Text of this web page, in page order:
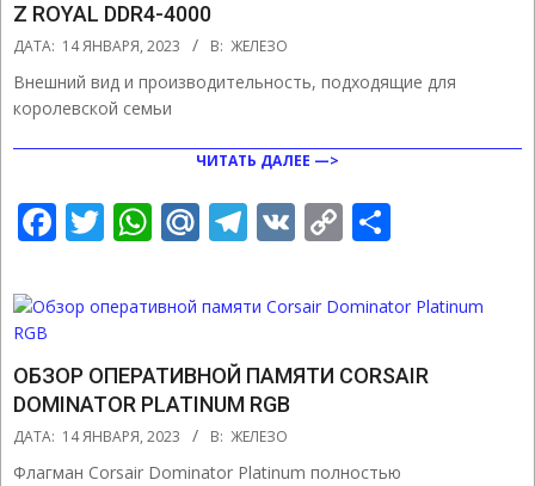
Z ROYAL DDR4-4000
2023-
14
ДАТА: 14 ЯНВАРЯ, 2023 В: ЖЕЛЕЗО
Внешний вид и производительность, подходящие для
королевской семьи
ЧИТАТЬ ДАЛЕЕ —>
Facebook
Twitter
WhatsApp
Mail.Ru
Telegram
VK Copy
ОБЗОР ОПЕРАТИВНОЙ ПАМЯТИ CORSAIR
DOMINATOR PLATINUM RGB
2023-
ДАТА: 14 ЯНВАРЯ, 2023 В: ЖЕЛЕЗО
Флагман Corsair Dominator Platinum полностью